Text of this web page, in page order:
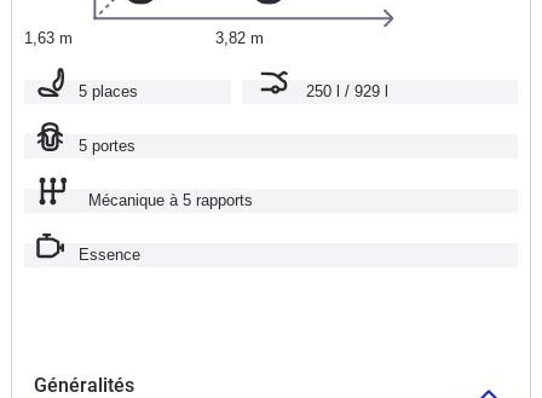
1,63 m 3,82 m
5 places 250 l / 929 l
5 portes
Mécanique à 5 rapports
Essence
Généralités